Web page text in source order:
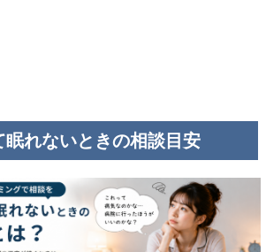
れないときの相談目安